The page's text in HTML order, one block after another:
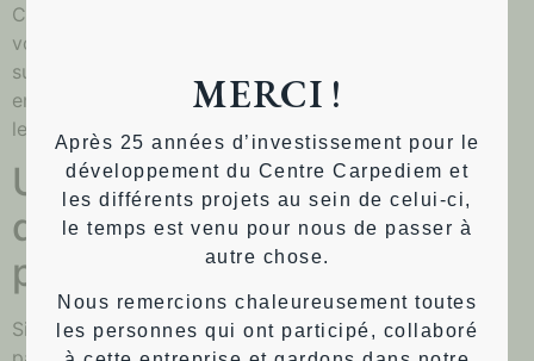
Ces sites web pourraient collecter des données sur
vous, utiliser des cookies, embarquer des outils de
suivis tiers, suivre vos interactions avec ces contenus
embarqués si vous disposez d’un compte connecté sur
leur site web.
Utilisation et transmission
de vos données
personnelles
Si vous demandez une réinitialisation de votre mot de
MERCI !
Après 25 années d’investissement pour le
développement du Centre Carpediem et
les différents projets au sein de celui-ci,
le temps est venu pour nous de passer à
autre chose.
Nous remercions chaleureusement toutes
les personnes qui ont participé, collaboré